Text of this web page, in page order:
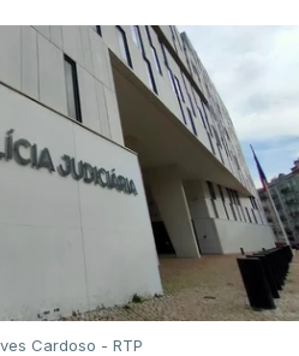
Cardoso - RTP